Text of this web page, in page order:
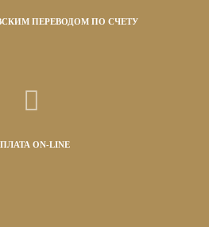
ПЕРЕВОДОМ ПО СЧЕТУ
ON-LINE